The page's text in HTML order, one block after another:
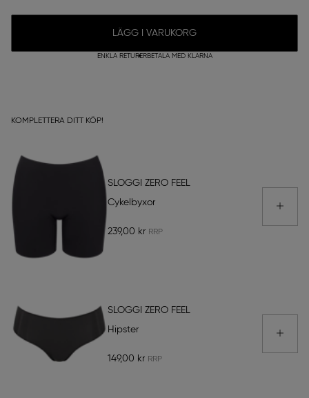
LÄGG I VARUKORG
ENKLA RETURERBETALA MED KLARNA
KOMPLETTERA DITT KÖP!
SLOGGI ZERO FEEL
Cykelbyxor
239,00 kr
SLOGGI ZERO FEEL
Hipster
149,00 kr